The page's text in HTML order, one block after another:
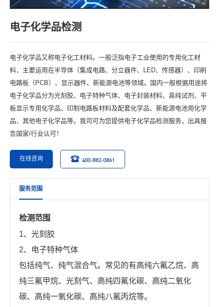
电子化学品检测
电子化学品又称电子化工材料。一般泛指电子工业使用的专用化工材
料，主要运用在半导体（集成电路、分立器件、LED、传感器）、印刷
电路板（PCB）、显示器件、新能源电池等领域。国内一般根据用途将
电子化学品分为光刻胶、电子特种气体、电子封装材料、高纯试剂、平
板显示专用化学品、印制电路板材料及配套化学品、新能源电池用化学
品、其他电子化学品等。我司可为您提供电子化学品检测服务，出具报
告国家/行业认可！
在线咨询 400-882-0861
服务范围
检测范围
1、光刻胶
2、电子特种气体
包括纯气、纯气混合气。常见的有高纯六氟乙烷、高
纯三氟甲烷、光刻气、高纯四氟化碳、高纯二氧化
碳、高纯一氧化碳、高纯八氟丙烷等。